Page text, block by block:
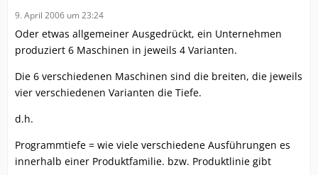
9. April 2006 um 23:24
Oder etwas allgemeiner Ausgedrückt, ein Unternehmen
produziert 6 Maschinen in jeweils 4 Varianten.
Die 6 verschiedenen Maschinen sind die breiten, die jeweils
vier verschiedenen Varianten die Tiefe.
d.h.
Programmtiefe = wie viele verschiedene Ausführungen es
innerhalb einer Produktfamilie. bzw. Produktlinie gibt